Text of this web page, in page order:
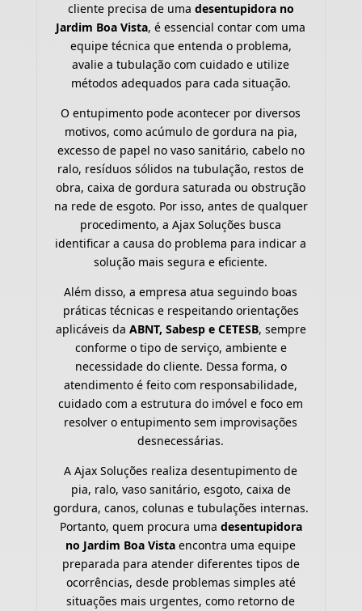
cliente precisa de uma desentupidora no
Jardim Boa Vista, é essencial contar com uma
equipe técnica que entenda o problema,
avalie a tubulação com cuidado e utilize
métodos adequados para cada situação.
O entupimento pode acontecer por diversos
motivos, como acúmulo de gordura na pia,
excesso de papel no vaso sanitário, cabelo no
ralo, resíduos sólidos na tubulação, restos de
obra, caixa de gordura saturada ou obstrução
na rede de esgoto. Por isso, antes de qualquer
procedimento, a Ajax Soluções busca
identificar a causa do problema para indicar a
solução mais segura e eficiente.
Além disso, a empresa atua seguindo boas
práticas técnicas e respeitando orientações
aplicáveis da ABNT, Sabesp e CETESB, sempre
conforme o tipo de serviço, ambiente e
necessidade do cliente. Dessa forma, o
atendimento é feito com responsabilidade,
cuidado com a estrutura do imóvel e foco em
resolver o entupimento sem improvisações
desnecessárias.
A Ajax Soluções realiza desentupimento de
pia, ralo, vaso sanitário, esgoto, caixa de
gordura, canos, colunas e tubulações internas.
Portanto, quem procura uma desentupidora
no Jardim Boa Vista encontra uma equipe
preparada para atender diferentes tipos de
ocorrências, desde problemas simples até
situações mais urgentes, como retorno de